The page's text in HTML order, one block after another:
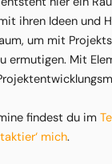
ihren Ideen und
um mit
ermutigen. Mit
findest du im
mich.